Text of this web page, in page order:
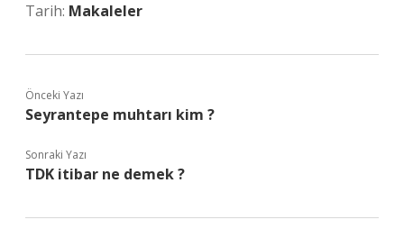
Tarih: Makaleler
Önceki Yazı
Seyrantepe muhtarı kim ?
Sonraki Yazı
TDK itibar ne demek ?